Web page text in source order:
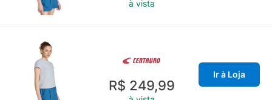
à vista
R$ 249,99
Ir à Loja